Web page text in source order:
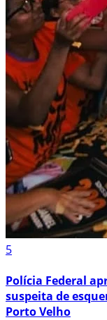
5
Polícia Federal
suspeita de
Porto Velho